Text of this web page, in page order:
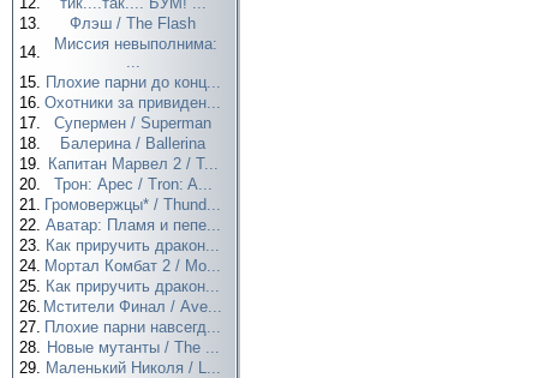
13.
Флэш / The Flash
14.
Миссия невыполнима:
...
15. Плохие парни до конц...
16. Охотники за привиден...
17.
Супермен / Superman
18.
Балерина / Ballerina
19. Капитан Марвел 2 / T...
20.
Трон: Арес / Tron: A...
21. Громовержцы* / Thund...
22. Аватар: Пламя и пепе...
23. Как приручить дракон...
24. Мортал Комбат 2 / Mo...
25. Как приручить дракон...
26. Мстители Финал / Ave...
27. Плохие парни навсегд...
28. Новые мутанты / The ...
29. Маленький Николя / L...